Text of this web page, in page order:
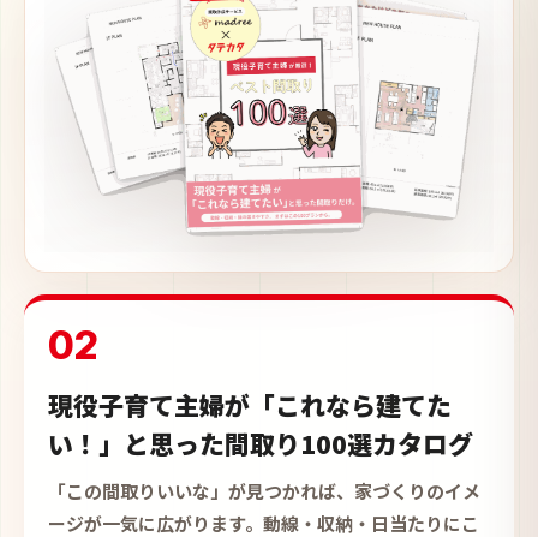
02
現役子育て主婦が「これなら建てた
い！」と思った間取り100選カタログ
「この間取りいいな」が見つかれば、家づくりのイメ
ージが一気に広がります。動線・収納・日当たりにこ